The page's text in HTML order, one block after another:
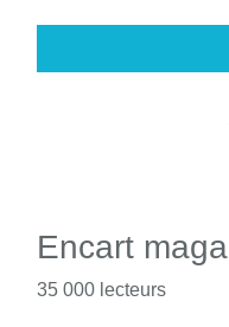
Encart
35 000 lecteurs